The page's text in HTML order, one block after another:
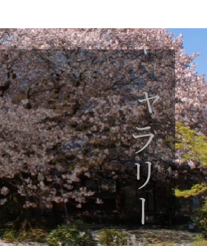
ギャラリー